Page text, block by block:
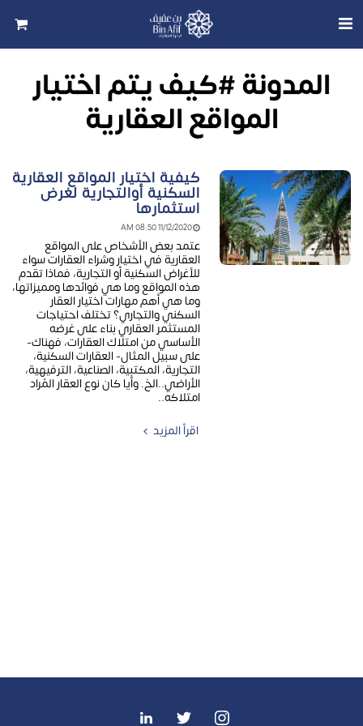
المدونة #كيف يتم اختيار
المواقع العقارية
كيفية اختيار المواقع العقارية
السكنية أوالتجارية لغرض
استثمارها
11/12/2020 08:50 AM
عتمد بعض الأشخاص على المواقع
العقارية في اختيار وشراء العقارات سواء
للأغراض السكنية أو التجارية، فماذا تقدم
هذه المواقع وما هي فوائدها ومميزاتها،
وما هي أهم مهارات اختيار العقار
السكني والتجاري؟ تختلف احتياجات
المستثمر العقاري بناء على غرضه
الأساسي من امتلاك العقارات، فهناك-
على سبيل المثال- العقارات السكنية،
التجارية، المكتبية، الصناعية، الترفيهية،
الأراضي..الخ. وأيا كان نوع العقار المُراد
امتلاكه..
اقرأ المزيد